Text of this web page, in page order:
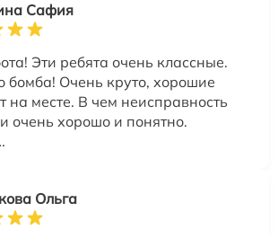
Сафия
Эти ребята очень классные.
бомба! Очень круто, хорошие
на месте. В чем неисправность
очень хорошо и понятно.
Ольга